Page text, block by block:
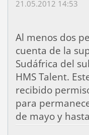
21.05.2012 14:53
Al menos dos
cuenta de la
Sudáfrica del
HMS Talent.
recibido
para
de mayo y